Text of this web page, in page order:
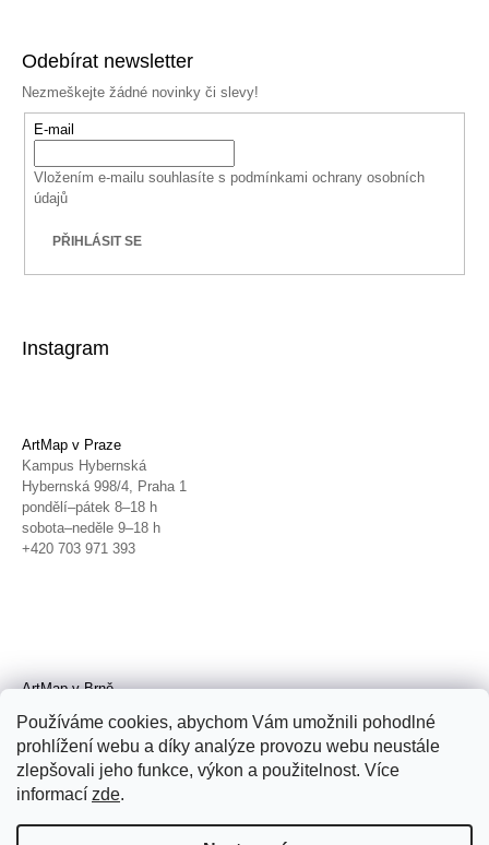
Používáme cookies, abychom Vám umožnili pohodlné
prohlížení webu a díky analýze provozu webu neustále
zlepšovali jeho funkce, výkon a použitelnost. Více
informací zde.
Odebírat newsletter
Nezmeškejte žádné novinky či slevy!
E-mail
Vložením e-mailu souhlasíte s podmínkami ochrany osobních
údajů
PŘIHLÁSIT SE
Instagram
ArtMap v Praze
Kampus Hybernská
Hybernská 998/4, Praha 1
pondělí–pátek 8–18 h
sobota–neděle 9–18 h
+420 703 971 393
ArtMap v Brně
Radnická 4, Brno
úterý–pátek 11–19 h
sobota 14–19 h
+420 702 152 298